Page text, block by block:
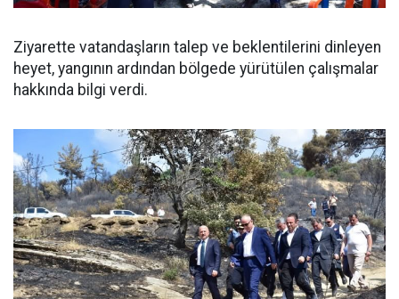
Ziyarette vatandaşların talep ve beklentilerini dinleyen
heyet, yangının ardından bölgede yürütülen çalışmalar
hakkında bilgi verdi.